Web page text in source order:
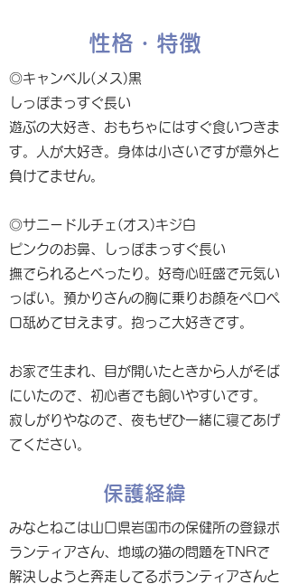
性格・特徴
◎キャンベル(メス)黒
しっぽまっすぐ長い
遊ぶの大好き、おもちゃにはすぐ食いつきま
す。人が大好き。身体は小さいですが意外と
負けてません。
◎サニードルチェ(オス)キジ白
ピンクのお鼻、しっぽまっすぐ長い
撫でられるとべったり。好奇心旺盛で元気い
っぱい。預かりさんの胸に乗りお顔をペロペ
ロ舐めて甘えます。抱っこ大好きです。
お家で生まれ、目が開いたときから人がそば
にいたので、初心者でも飼いやすいです。
寂しがりやなので、夜もぜひ一緒に寝てあげ
てください。
保護経緯
みなとねこは山口県岩国市の保健所の登録ボ
ランティアさん、地域の猫の問題をTNRで
解決しようと奔走してるボランティアさんと